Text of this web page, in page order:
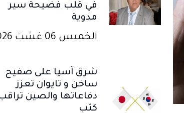
في قلب فضيحة سير
مدوية
الخميس 06 غشت 2026
شرق آسيا على صفيح
ساخن و تايوان تعزز
دفاعاتها والصين
كثب